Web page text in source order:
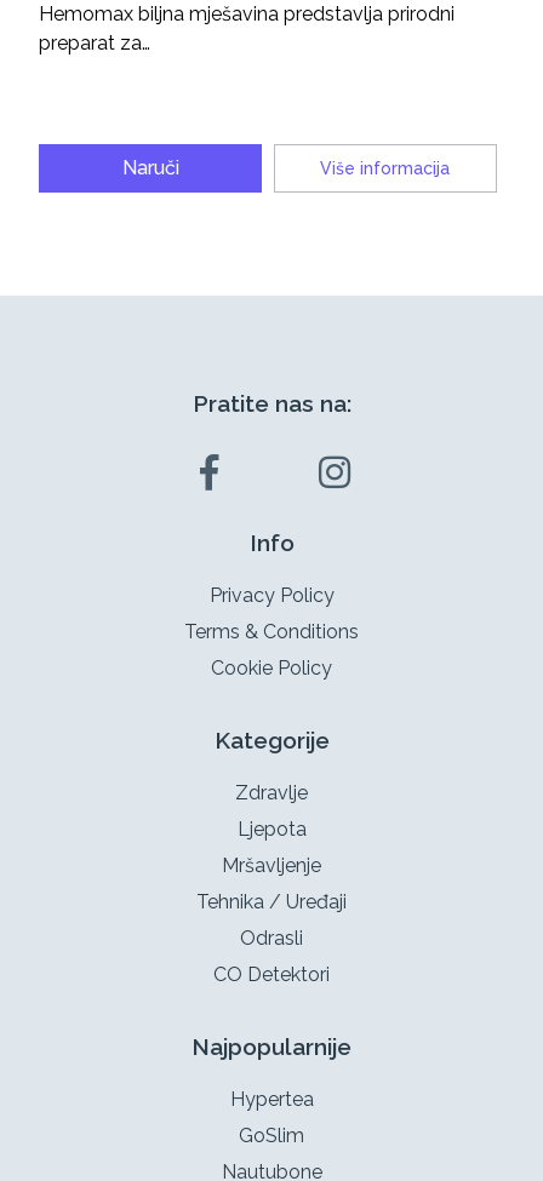
Hemomax biljna mješavina predstavlja prirodni
preparat za…
Naruči Više informacija
Pratite nas na:
Info
Privacy Policy
Terms & Conditions
Cookie Policy
Kategorije
Zdravlje
Ljepota
Mršavljenje
Tehnika / Uređaji
Odrasli
CO Detektori
Najpopularnije
Hypertea
GoSlim
Nautubone